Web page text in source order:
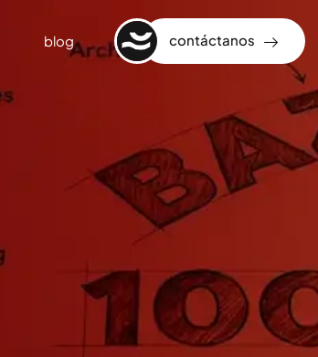
blog contáctanos